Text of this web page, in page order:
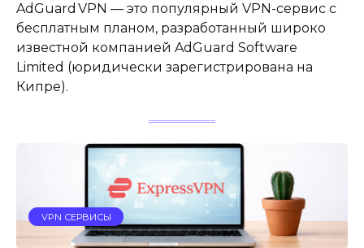
AdGuard VPN — это популярный VPN-сервис с
бесплатным планом, разработанный широко
известной компанией AdGuard Software
Limited (юридически зарегистрирована на
Кипре).
VPN СЕРВИСЫ